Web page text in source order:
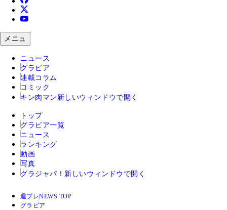
メニュ
ニュース
グラビア
連載コラム
コミック
キン肉マン 新しいウィンドウで開く
トップ
グラビア一覧
ニュース
ランキング
動画
写真
グラジャパ！ 新しいウィンドウで開く
週プレNEWS TOP
グラビア